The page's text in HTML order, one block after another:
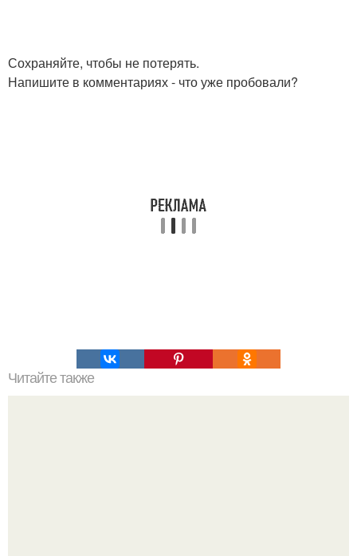
Сохраняйте, чтобы не потерять.
Напишите в комментариях - что уже пробовали?
Читайте также